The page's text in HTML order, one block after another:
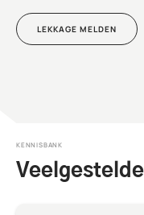
LEKKAGE MELDEN
KENNISBANK